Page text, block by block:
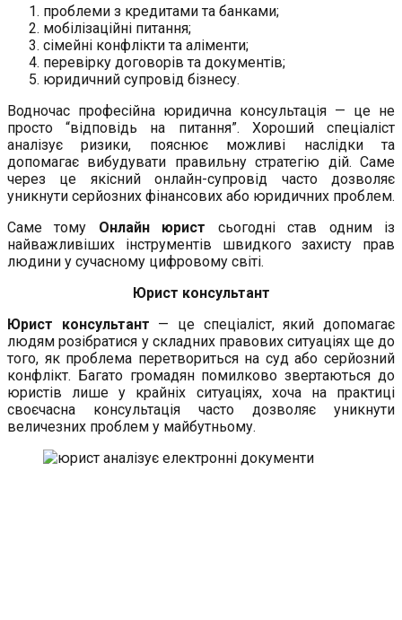
проблеми з кредитами та банками;
мобілізаційні питання;
сімейні конфлікти та аліменти;
перевірку договорів та документів;
юридичний супровід бізнесу.
Водночас професійна юридична консультація — це не
просто “відповідь на питання”. Хороший спеціаліст
аналізує ризики, пояснює можливі наслідки та
допомагає вибудувати правильну стратегію дій. Саме
через це якісний онлайн-супровід часто дозволяє
уникнути серйозних фінансових або юридичних проблем.
Саме тому Онлайн юрист сьогодні став одним із
найважливіших інструментів швидкого захисту прав
людини у сучасному цифровому світі.
Юрист консультант
Юрист консультант — це спеціаліст, який допомагає
людям розібратися у складних правових ситуаціях ще до
того, як проблема перетвориться на суд або серйозний
конфлікт. Багато громадян помилково звертаються до
юристів лише у крайніх ситуаціях, хоча на практиці
своєчасна консультація часто дозволяє уникнути
величезних проблем у майбутньому.